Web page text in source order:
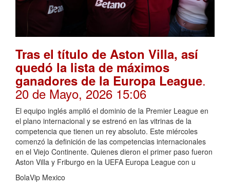
Tras el título de Aston Villa, así
quedó la lista de máximos
ganadores de la Europa League.
20 de Mayo, 2026 15:06
El equipo inglés amplió el dominio de la Premier League en
el plano internacional y se estrenó en las vitrinas de la
competencia que tienen un rey absoluto. Este miércoles
comenzó la definición de las competencias internacionales
en el Viejo Continente. Quienes dieron el primer paso fueron
Aston Villa y Friburgo en la UEFA Europa League con u
BolaVip Mexico